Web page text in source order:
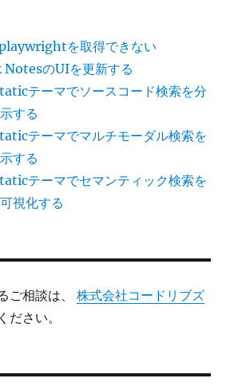
を取得できない
のUIを更新する
テーマでソースコード検索を分
する
テーマでマルチモーダル検索を
する
テーマでセマンティック検索を
視化する
ご相談は、株式会社コードリブズ
ださい。